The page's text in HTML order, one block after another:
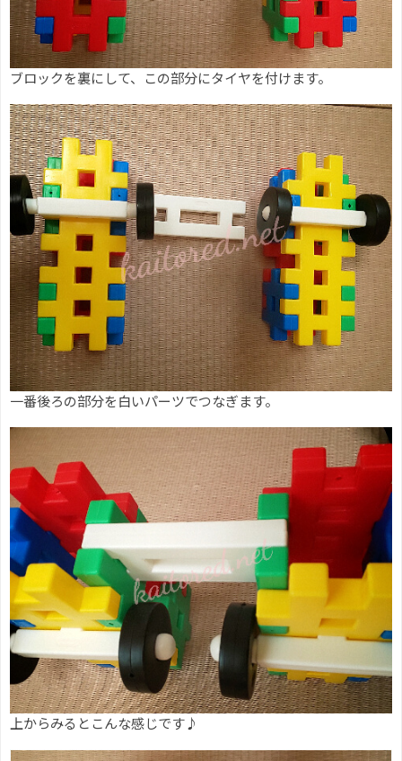
ブロックを裏にして、この部分にタイヤを付けます。
一番後ろの部分を白いパーツでつなぎます。
上からみるとこんな感じです♪